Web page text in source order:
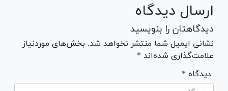
ارسال دیدگاه
دیدگاهتان را بنویسید
نشانی ایمیل شما منتشر نخواهد شد. بخش‌های موردنیاز
علامت‌گذاری شده‌اند *
* دیدگاه